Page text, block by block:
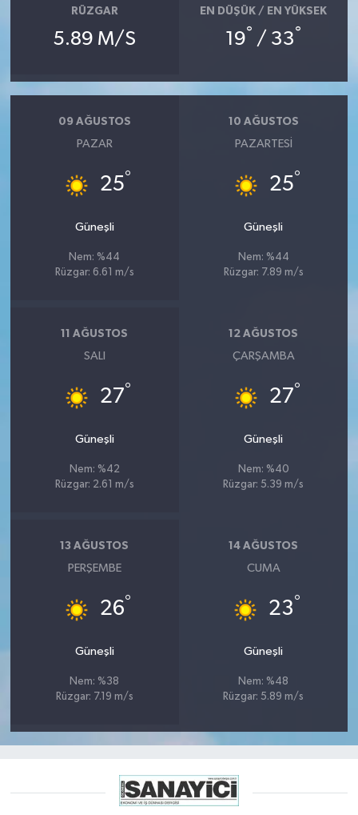
RÜZGAR
5.89 M/S
EN DÜŞÜK / EN YÜKSEK
19° / 33°
09 AĞUSTOS
PAZAR
25°
Güneşli
Nem: %44
Rüzgar: 6.61 m/s
10 AĞUSTOS
PAZARTESI
25°
Güneşli
Nem: %44
Rüzgar: 7.89 m/s
11 AĞUSTOS
SALI
27°
Güneşli
Nem: %42
Rüzgar: 2.61 m/s
12 AĞUSTOS
ÇARŞAMBA
27°
Güneşli
Nem: %40
Rüzgar: 5.39 m/s
13 AĞUSTOS
PERŞEMBE
26°
Güneşli
Nem: %38
Rüzgar: 7.19 m/s
14 AĞUSTOS
CUMA
23°
Güneşli
Nem: %48
Rüzgar: 5.89 m/s